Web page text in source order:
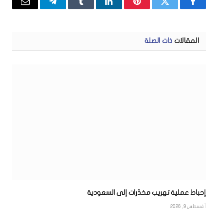
فيسبوكتويتر بينتيريستلينكدإنTumblrتيلقرامالبريد
المقالات ذات الصلة
إحباط عملية تهريب مخدّرات إلى السعودية
أغسطس 9, 2026